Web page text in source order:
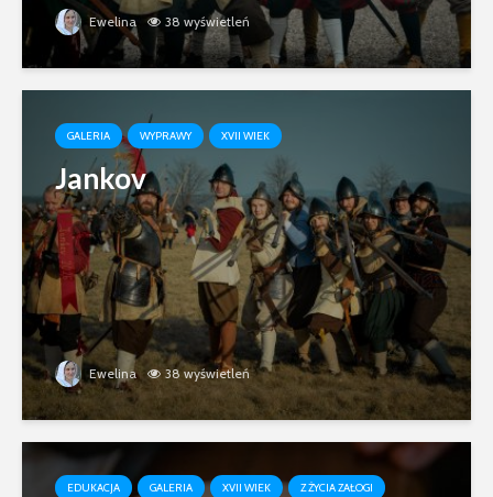
Ewelina 38 wyświetleń
GALERIA WYPRAWY XVII WIEK
Jankov
Ewelina 38 wyświetleń
EDUKACJA GALERIA XVII WIEK Z ŻYCIA ZAŁOGI